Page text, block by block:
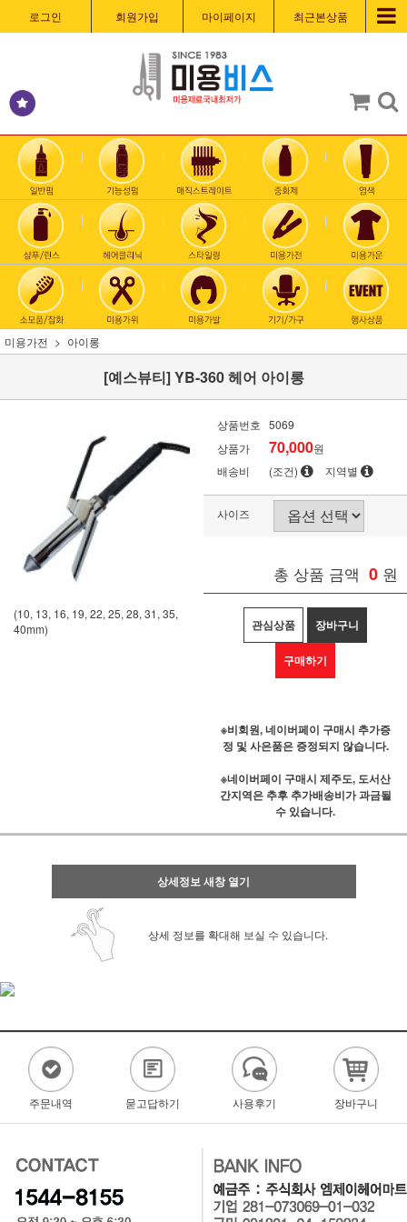
로그인 회원가입 마이페이지 최근본상품
미용가전 아이롱
[예스뷰티] YB-360 헤어 아이롱
(10, 13, 16, 19, 22, 25, 28, 31, 35,
40mm)
상품번호 5069
상품가
70,000원
배송비
(조건) 지역별
사이즈
총 상품 금액 0 원
관심상품 장바구니
구매하기
※비회원, 네이버페이 구매시 추가증
정 및 사은품은 증정되지 않습니다.
※네이버페이 구매시 제주도, 도서산
간지역은 추후 추가배송비가 과금될
수 있습니다.
상세정보 새창 열기
상세 정보를 확대해 보실 수 있습니다.
주문내역 묻고답하기 사용후기 장바구니